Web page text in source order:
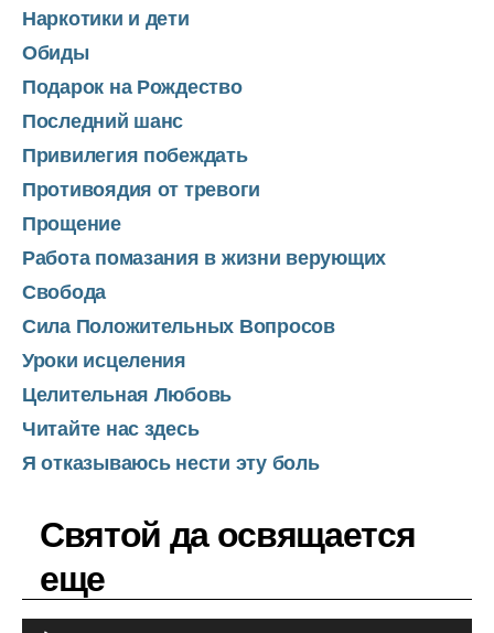
Наркотики и дети
Обиды
Подарок на Рождество
Последний шанс
Привилегия побеждать
Противоядия от тревоги
Прощение
Работа помазания в жизни верующих
Свобода
Сила Положительных Вопросов
Уроки исцеления
Целительная Любовь
Читайте нас здесь
Я отказываюсь нести эту боль
Святой да освящается
еще